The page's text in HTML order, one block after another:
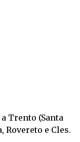
Trento (Santa
Rovereto e Cles.